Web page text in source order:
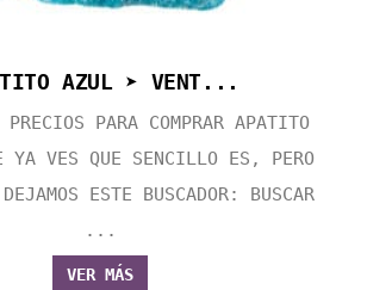
AZUL ➤ VENT...
PRECIOS PARA COMPRAR APATITO
YA VES QUE SENCILLO ES, PERO
ESTE BUSCADOR: BUSCAR
...
VER MÁS